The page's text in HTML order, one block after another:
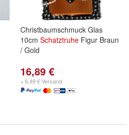
Christbaumschmuck Glas
10cm Schatztruhe Figur Braun
/ Gold
16,89 €
+ 6,49 € Versand